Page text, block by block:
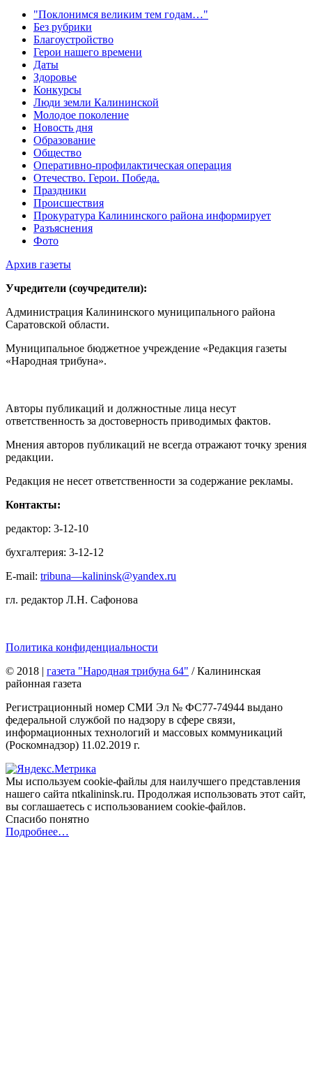
"Поклонимся великим тем годам…"
Без рубрики
Благоустройство
Герои нашего времени
Даты
Здоровье
Конкурсы
Люди земли Калининской
Молодое поколение
Новость дня
Образование
Общество
Оперативно-профилактическая операция
Отечество. Герои. Победа.
Праздники
Происшествия
Прокуратура Калининского района информирует
Разъяснения
Фото
Архив газеты
Учредители (соучредители):
Администрация Калининского муниципального района
Саратовской области.
Муниципальное бюджетное учреждение «Редакция газеты
«Народная трибуна».
Авторы публикаций и должностные лица несут
ответственность за достоверность приводимых фактов.
Мнения авторов публикаций не всегда отражают точку зрения
редакции.
Редакция не несет ответственности за содержание рекламы.
Контакты:
редактор: 3-12-10
бухгалтерия: 3-12-12
E-mail: tribuna—kalininsk@yandex.ru
гл. редактор Л.Н. Сафонова
Политика конфиденциальности
© 2018 | газета "Народная трибуна 64" / Калининская
районная газета
Регистрационный номер СМИ Эл № ФС77-74944 выдано
федеральной службой по надзору в сфере связи,
информационных технологий и массовых коммуникаций
(Роскомнадзор) 11.02.2019 г.
Мы используем cookie-файлы для наилучшего представления
нашего сайта ntkalininsk.ru. Продолжая использовать этот сайт,
вы соглашаетесь с использованием cookie-файлов.
Спасибо понятно
Подробнее…